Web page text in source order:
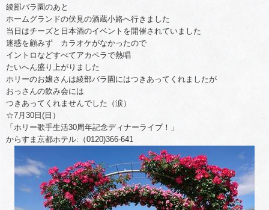
綾部バラ園のあと
ホームグランドの伏見の酒蔵小路へ行きました
当日はチーズと日本酒のイベントを開催されていました
迷惑を顧みず カラオケがなかったので
イントロなどすべてアカペラで熱唱
たいへん盛り上がりました
ホリーのお嬢さんは綾部バラ園にはつきあってくれましたが
おっさんの飲み会には
つきあってくれませんでした（涙）
☆7月30日(日）
「ホリー歌手生活30周年記念ディナーライブ！」
からすま京都ホテル:（0120)366-641